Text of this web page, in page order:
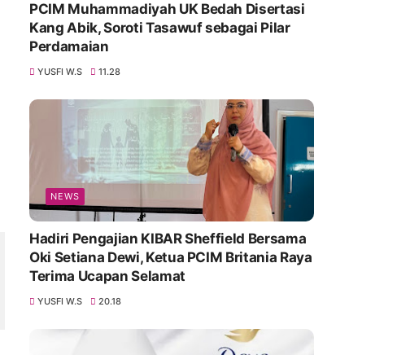
PCIM Muhammadiyah UK Bedah Disertasi
Kang Abik, Soroti Tasawuf sebagai Pilar
Perdamaian
YUSFI W.S 11.28
NEWS
Hadiri Pengajian KIBAR Sheffield Bersama
Oki Setiana Dewi, Ketua PCIM Britania Raya
Terima Ucapan Selamat
YUSFI W.S 20.18